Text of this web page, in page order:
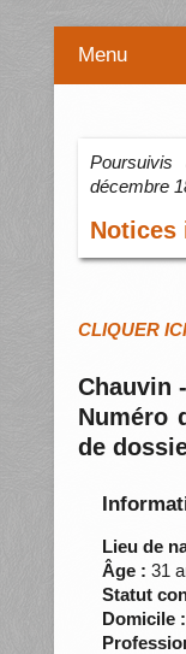
Menu
décembre
Notices
CLIQUER
Chauvin
Numéro
de
Lieu de
Âge : 31
Statut
Domicile :